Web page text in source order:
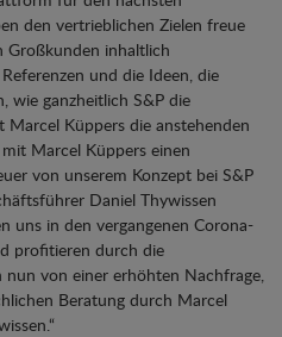
den vertrieblichen Zielen freue
Großkunden inhaltlich
und die Ideen, die
wie ganzheitlich S&P die
Marcel Küppers die anstehenden
Marcel Küppers einen
von unserem Konzept bei S&P
Daniel Thywissen
uns in den vergangenen Corona-
profitieren durch die
von einer erhöhten Nachfrage,
Beratung durch Marcel